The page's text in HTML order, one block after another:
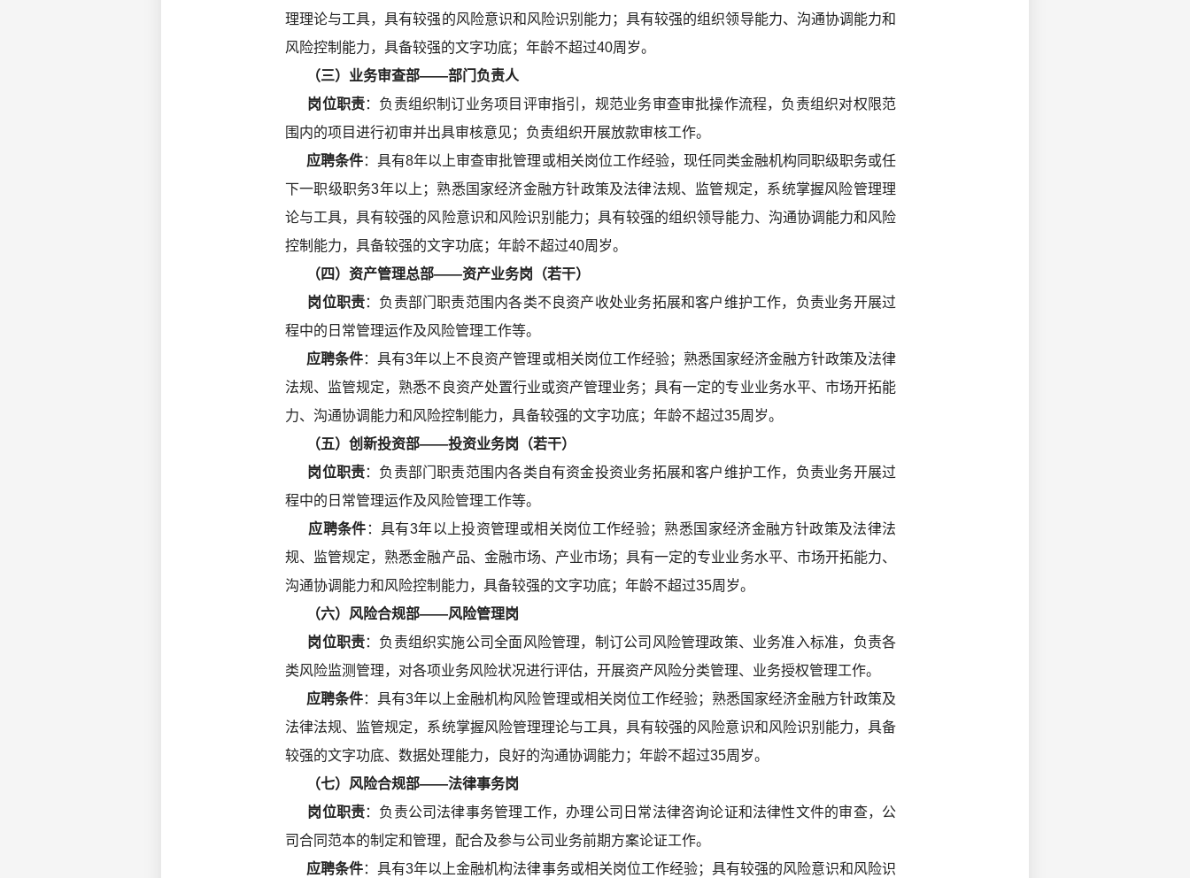
理理论与工具，具有较强的风险意识和风险识别能力；具有较强的组织领导能力、沟通协调能力和
风险控制能力，具备较强的文字功底；年龄不超过40周岁。
（三）业务审查部——部门负责人
岗位职责：负责组织制订业务项目评审指引，规范业务审查审批操作流程，负责组织对权限范
围内的项目进行初审并出具审核意见；负责组织开展放款审核工作。
应聘条件：具有8年以上审查审批管理或相关岗位工作经验，现任同类金融机构同职级职务或任
下一职级职务3年以上；熟悉国家经济金融方针政策及法律法规、监管规定，系统掌握风险管理理
论与工具，具有较强的风险意识和风险识别能力；具有较强的组织领导能力、沟通协调能力和风险
控制能力，具备较强的文字功底；年龄不超过40周岁。
（四）资产管理总部——资产业务岗（若干）
岗位职责：负责部门职责范围内各类不良资产收处业务拓展和客户维护工作，负责业务开展过
程中的日常管理运作及风险管理工作等。
应聘条件：具有3年以上不良资产管理或相关岗位工作经验；熟悉国家经济金融方针政策及法律
法规、监管规定，熟悉不良资产处置行业或资产管理业务；具有一定的专业业务水平、市场开拓能
力、沟通协调能力和风险控制能力，具备较强的文字功底；年龄不超过35周岁。
（五）创新投资部——投资业务岗（若干）
岗位职责：负责部门职责范围内各类自有资金投资业务拓展和客户维护工作，负责业务开展过
程中的日常管理运作及风险管理工作等。
应聘条件 ：具有3年以上投资管理或相关岗位工作经验；熟悉国家经济金融方针政策及法律法
规、监管规定，熟悉金融产品、金融市场、产业市场；具有一定的专业业务水平、市场开拓能力、
沟通协调能力和风险控制能力，具备较强的文字功底；年龄不超过35周岁。
（六）风险合规部——风险管理岗
岗位职责：负责组织实施公司全面风险管理，制订公司风险管理政策、业务准入标准，负责各
类风险监测管理，对各项业务风险状况进行评估，开展资产风险分类管理、业务授权管理工作。
应聘条件：具有3年以上金融机构风险管理或相关岗位工作经验；熟悉国家经济金融方针政策及
法律法规、监管规定，系统掌握风险管理理论与工具，具有较强的风险意识和风险识别能力，具备
较强的文字功底、数据处理能力，良好的沟通协调能力；年龄不超过35周岁。
（七）风险合规部——法律事务岗
岗位职责：负责公司法律事务管理工作，办理公司日常法律咨询论证和法律性文件的审查，公
司合同范本的制定和管理，配合及参与公司业务前期方案论证工作。
应聘条件：具有3年以上金融机构法律事务或相关岗位工作经验；具有较强的风险意识和风险识